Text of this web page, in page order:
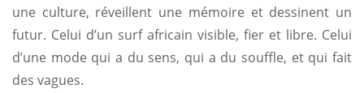
une culture, réveillent une mémoire et dessinent un
futur. Celui d’un surf africain visible, fier et libre. Celui
d’une mode qui a du sens, qui a du souffle, et qui fait
des vagues.